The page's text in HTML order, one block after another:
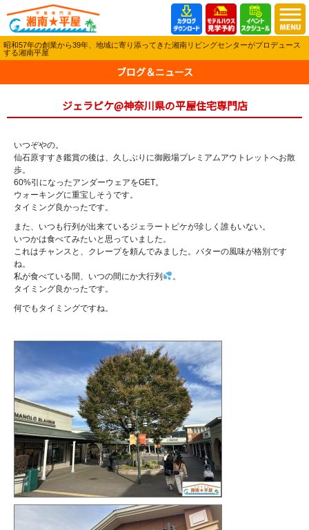
昭和57年の創業から39年、地域に寄り添ってきた湘南リビングセンターがプロデュース
する湘南平屋
ブログ＆ニュース
ジェラピケ@神奈川県の平屋住宅専門店
いつぞやの。
仙石原すすき鑑賞の後は、久しぶりに御殿場プレミアムアウトレットへお散
歩。
60%引になったアンダーウェアをGET。
ウォーキングに重宝しそうです。
タイミング良かったです。
また、いつも行列が出来ているジェラートピケが珍しく誰もいない。
いつかは食べてみたいと思っていました。
これはチャンスと、クレープを頼んでみました。バターの風味が格別です
ね。
私が食べている間、いつの間にか大行列
。
タイミング良かったです。
何でもタイミングですね。